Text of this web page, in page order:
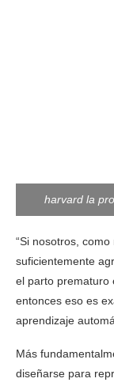
harvard la
“Si nosotros,
suficientemente
el parto prematuro
entonces eso es
aprendizaje
Más
diseñarse para